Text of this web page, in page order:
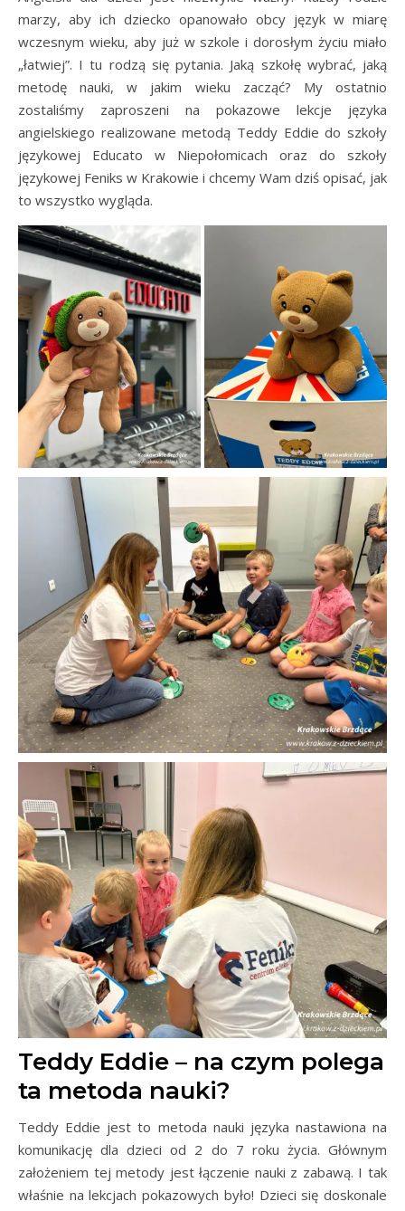
marzy, aby ich dziecko opanowało obcy język w miarę
wczesnym wieku, aby już w szkole i dorosłym życiu miało
„łatwiej”. I tu rodzą się pytania. Jaką szkołę wybrać, jaką
metodę nauki, w jakim wieku zacząć? My ostatnio
zostaliśmy zaproszeni na pokazowe lekcje języka
angielskiego realizowane metodą Teddy Eddie do szkoły
językowej Educato w Niepołomicach oraz do szkoły
językowej Feniks w Krakowie i chcemy Wam dziś opisać, jak
to wszystko wygląda.
Teddy Eddie – na czym polega
ta metoda nauki?
Teddy Eddie jest to metoda nauki języka nastawiona na
komunikację dla dzieci od 2 do 7 roku życia. Głównym
założeniem tej metody jest łączenie nauki z zabawą. I tak
właśnie na lekcjach pokazowych było! Dzieci się doskonale